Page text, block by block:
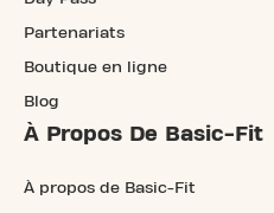
Partenariats
Boutique en ligne
Blog
À Propos De Basic-Fit
À propos de Basic-Fit